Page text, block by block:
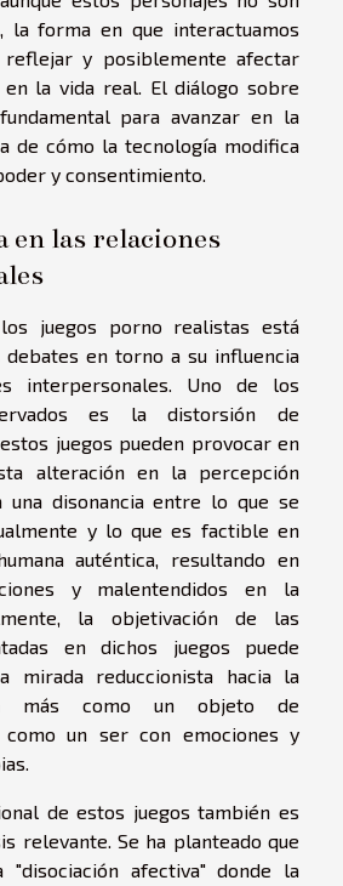
la forma en que interactuamos
y posiblemente afectar
en la vida real. El diálogo sobre
para avanzar en la
de cómo la tecnología modifica
y consentimiento.
en las relaciones
juegos porno realistas está
debates en torno a su influencia
interpersonales. Uno de los
es la distorsión de
juegos pueden provocar en
alteración en la percepción
una disonancia entre lo que se
y lo que es factible en
auténtica, resultando en
y malentendidos en la
la objetivación de las
en dichos juegos puede
mirada reduccionista hacia la
más como un objeto de
como un ser con emociones y
de estos juegos también es
relevante. Se ha planteado que
"disociación afectiva" donde la